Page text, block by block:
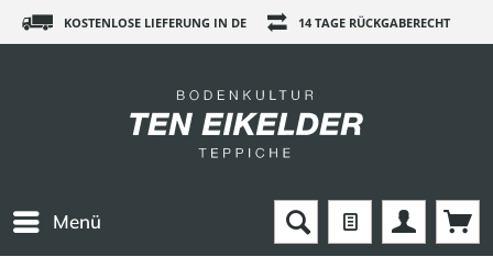
KOSTENLOSE LIEFERUNG IN DE 14 TAGE RÜCKGABERECHT
Menü